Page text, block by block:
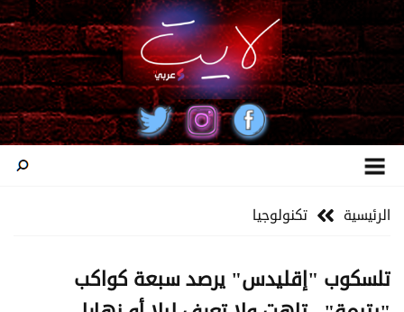
الرئيسية تكنولوجيا
تلسكوب "إقليدس" يرصد سبعة كواكب